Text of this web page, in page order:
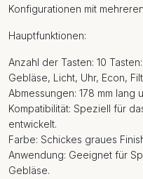
Konfigurationen mit
Hauptfunktionen:
Anzahl der Tasten: 10
Gebläse, Licht, Uhr, Econ,
Abmessungen: 178 mm lang
Kompatibilität: Speziell für
entwickelt.
Farbe: Schickes graues
Anwendung: Geeignet für
Gebläse.